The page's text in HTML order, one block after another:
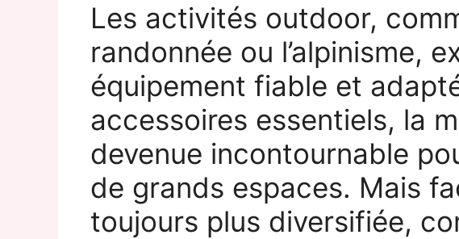
Les activités outdoor,
randonnée ou l’alpinisme,
équipement fiable et
accessoires essentiels, la
devenue incontournable
de grands espaces. Mais
toujours plus diversifiée,